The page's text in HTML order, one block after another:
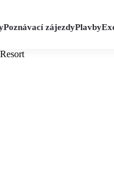
Poznávací zájezdyPlavby